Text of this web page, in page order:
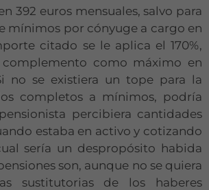
392 euros mensuales, salvo para
mínimos por cónyuge a cargo en
citado se le aplica el 170%,
como máximo en
no se existiera un tope para la
completos a mínimos, podría
percibiera cantidades
estaba en activo y cotizando
sería un despropósito habida
son, aunque no se quiera
sustitutorias de los haberes